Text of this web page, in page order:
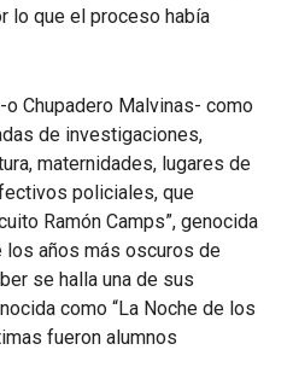
lo que el proceso había
Chupadero Malvinas- como
de investigaciones,
maternidades, lugares de
policiales, que
Ramón Camps”, genocida
los años más oscuros de
se halla una de sus
como “La Noche de los
fueron alumnos